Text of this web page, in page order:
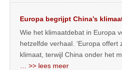
Europa begrijpt China’s
Wie het klimaatdebat in Europa
hetzelfde verhaal. ‘Europa
klimaat, terwijl China onder het
… >> lees meer